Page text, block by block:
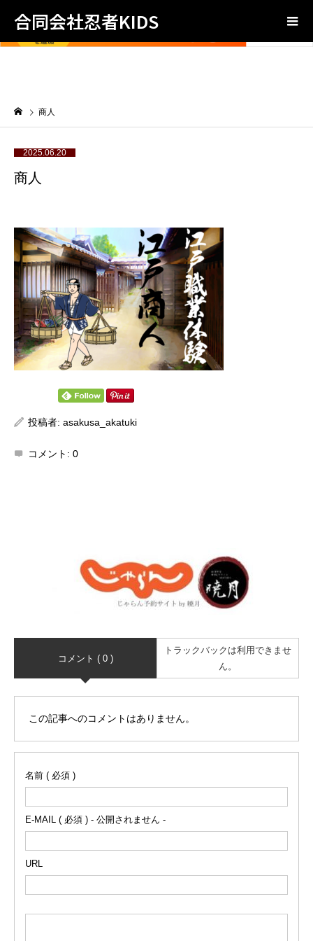
合同会社忍者KIDS
商人
2025.06.20
商人
投稿者: asakusa_akatuki
コメント: 0
コメント ( 0 )
トラックバックは利用できませ
ん。
この記事へのコメントはありません。
名前 ( 必須 )
E-MAIL ( 必須 ) - 公開されません -
URL